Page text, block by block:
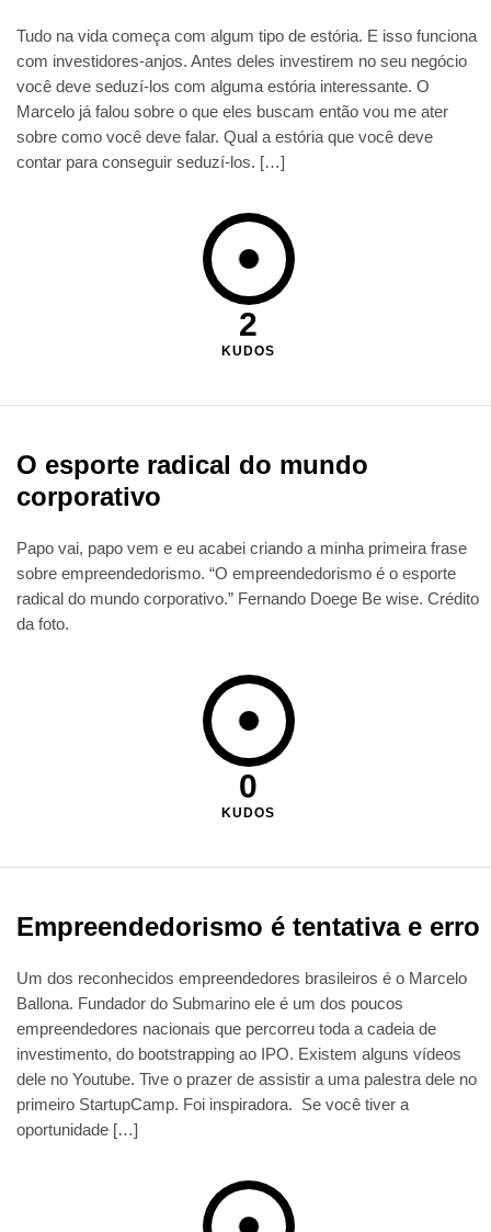
Tudo na vida começa com algum tipo de estória. E isso funciona
com investidores-anjos. Antes deles investirem no seu negócio
você deve seduzí-los com alguma estória interessante. O
Marcelo já falou sobre o que eles buscam então vou me ater
sobre como você deve falar. Qual a estória que você deve
contar para conseguir seduzí-los. […]
2
KUDOS
O esporte radical do mundo
corporativo
Papo vai, papo vem e eu acabei criando a minha primeira frase
sobre empreendedorismo. “O empreendedorismo é o esporte
radical do mundo corporativo.” Fernando Doege Be wise. Crédito
da foto.
0
KUDOS
Empreendedorismo é tentativa e erro
Um dos reconhecidos empreendedores brasileiros é o Marcelo
Ballona. Fundador do Submarino ele é um dos poucos
empreendedores nacionais que percorreu toda a cadeia de
investimento, do bootstrapping ao IPO. Existem alguns vídeos
dele no Youtube. Tive o prazer de assistir a uma palestra dele no
primeiro StartupCamp. Foi inspiradora. Se você tiver a
oportunidade […]